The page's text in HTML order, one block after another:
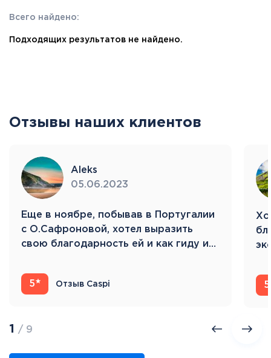
Всего найдено:
Подходящих результатов не найдено.
Отзывы наших клиентов
Aleks
05.06.2023
Eще в ноябре, побывав в Португалии
с О.Сафроновой, хотел выразить
свою благодарность ей и как гиду и…
5 Отзыв Caspi 5
1 / 9